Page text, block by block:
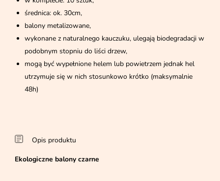
średnica: ok. 30cm,
balony metalizowane,
wykonane z naturalnego kauczuku, ulegają biodegradacji w
podobnym stopniu do liści drzew,
mogą być wypełnione helem lub powietrzem jednak hel
utrzymuje się w nich stosunkowo krótko (maksymalnie
48h)
Opis produktu
Ekologiczne balony czarne